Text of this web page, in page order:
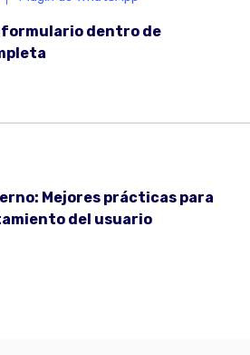
formulario dentro de
Mejores prácticas para
del usuario